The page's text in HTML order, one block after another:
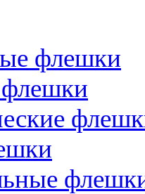
флешки